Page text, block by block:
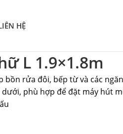
HỆ
L 1.9×1.8m
bồn rửa đôi, bếp từ và các
phù hợp để đặt máy hút